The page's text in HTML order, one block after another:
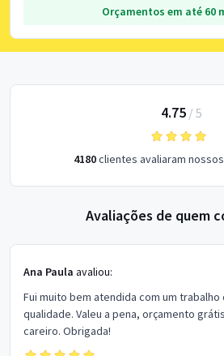
Orçamentos em até 60
4.75/ 5
4180clientes avaliaram
Avaliações de quem
Ana Paula avaliou:
Fui muito bem atendida com um trabalho
qualidade. Valeu a pena, orçamento
careiro. Obrigada!